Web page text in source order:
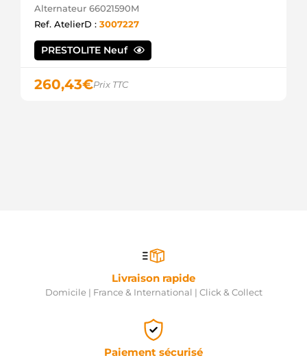
Alternateur 66021590M
Ref. AtelierD : 3007227
PRESTOLITE Neuf
260,43€Prix TTC
Livraison rapide
Domicile | France & International | Click & Collect
Paiement sécurisé